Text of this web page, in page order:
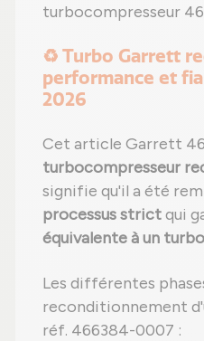
turbocompresseur
♻️ Turbo Garrett
performance et
2026
Cet article Garrett
turbocompresseur
signifie qu'il a été
processus strictqui
équivalente à un
Les différentes
reconditionnement
réf. 466384-0007 :